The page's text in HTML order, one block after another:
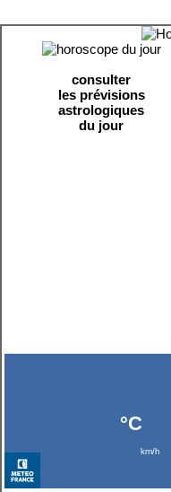
consulter
les prévisions
astrologiques
du jour